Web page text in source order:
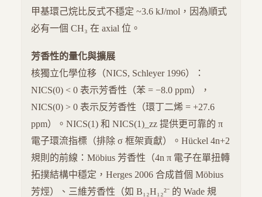
甲基環己烷比反式不穩定 ~3.6 kJ/mol，因為順式
必有一個 CH₃ 在 axial 位。
芳香性的量化與擴展
核獨立化學位移（NICS, Schleyer 1996）：
NICS(0) < 0 表示芳香性（苯 = −8.0 ppm），
NICS(0) > 0 表示反芳香性（環丁二烯 = +27.6
ppm）。NICS(1) 和 NICS(1)_zz 提供更可靠的 π
電子環流指標（排除 σ 框架貢獻）。Hückel 4n+2
規則的前線：Möbius 芳香性（4n π 電子在單扭轉
拓撲結構中穩定，Herges 2006 合成首個 Möbius
芳烴）、三維芳香性（如 B₁₂H₁₂²⁻ 的 Wade 規